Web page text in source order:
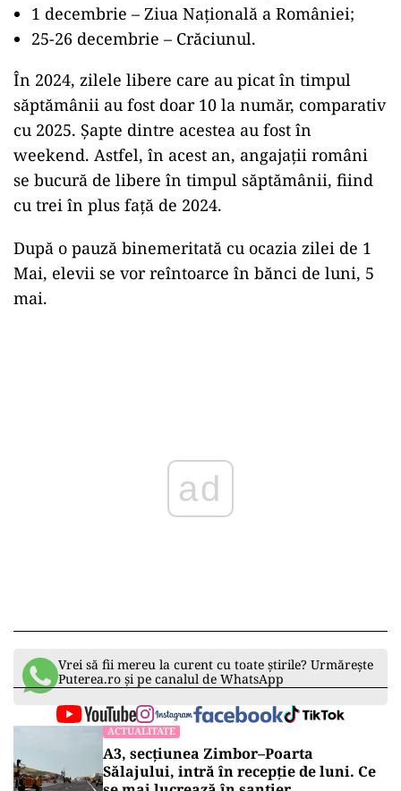
1 decembrie – Ziua Națională a României;
25-26 decembrie – Crăciunul.
În 2024, zilele libere care au picat în timpul
săptămânii au fost doar 10 la număr, comparativ
cu 2025. Șapte dintre acestea au fost în
weekend. Astfel, în acest an, angajații români
se bucură de libere în timpul săptămânii, fiind
cu trei în plus față de 2024.
După o pauză binemeritată cu ocazia zilei de 1
Mai, elevii se vor reîntoarce în bănci de luni, 5
mai.
ad
Vrei să fii mereu la curent cu toate știrile? Urmărește
Puterea.ro și pe canalul de WhatsApp
ACTUALITATE
A3, secțiunea Zimbor–Poarta
Sălajului, intră în recepție de luni. Ce